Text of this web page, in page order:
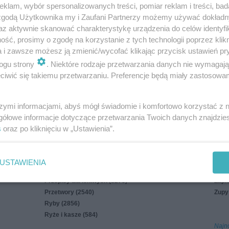
mnie
Polityka cookies Polityka prywatności Reklama
Na parze i z parowaru (126)
Napoje (1935)
Owoce morza (362)
Przepisy dla leniwych (8276)
Przetwory (2540)
Ryby (2856)
Ryże i kasze (584)
Z
wybór spersonalizowanych treści, pomiar reklam i treści,
Użytkownika my i Zaufani Partnerzy możemy używać
aktywnie skanować charakterystykę urządzenia do celów
prosimy o zgodę na korzystanie z tych technologii poprzez
i zawsze możesz ją zmienić/wycofać klikając przycisk ustawień
strony
. Niektóre rodzaje przetwarzania danych nie
się takiemu przetwarzaniu. Preferencje będą miały
informacjami, abyś mógł świadomie i komfortowo korzystać z
informacje dotyczące przetwarzania Twoich danych
oraz po kliknięciu w „Ustawienia”.
USTAWIENIA